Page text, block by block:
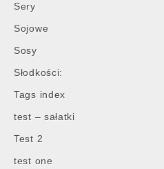
Sery
Sojowe
Sosy
Słodkości:
Tags index
test – sałatki
Test 2
test one